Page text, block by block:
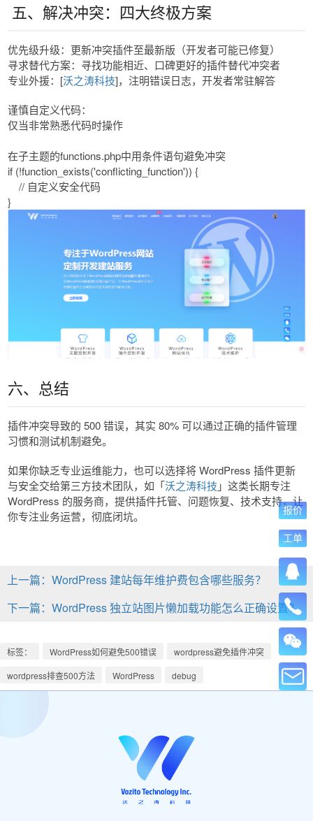
五、解决冲突：四大终极方案
​​优先级升级​​：更新冲突插件至最新版（开发者可能已修复）
​​寻求替代方案：寻找功能相近、口碑更好的插件替代冲突者
​​专业外援：[沃之涛科技]，注明错误日志，开发者常驻解答
​​谨慎自定义代码​​：
仅当非常熟悉代码时操作
在子主题的functions.php中用条件语句避免冲突
if (!function_exists('conflicting_function')) {
// 自定义安全代码
}
六、总结
插件冲突导致的 500 错误，其实 80% 可以通过正确的插件管理
习惯和测试机制避免。
如果你缺乏专业运维能力，也可以选择将 WordPress 插件更新
与安全交给第三方技术团队，如「沃之涛科技 」这类长期专注
WordPress 的服务商，提供插件托管、问题恢复、技术支持，让
你专注业务运营，彻底闭坑。
上一篇：WordPress 建站每年维护费包含哪些服务？
下一篇：WordPress 独立站图片懒加载功能怎么正确设置？
标签： WordPress如何避免500错误
wordpress避免插件冲突
wordpress排查500方法
WordPress debug
报价
工单